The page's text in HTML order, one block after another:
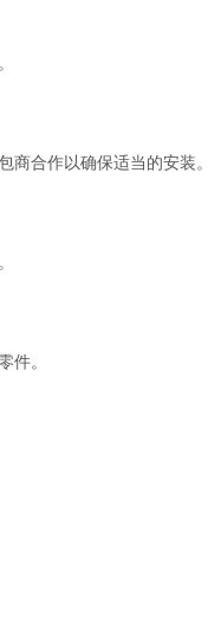
商合作以确保适当的安装。
件。